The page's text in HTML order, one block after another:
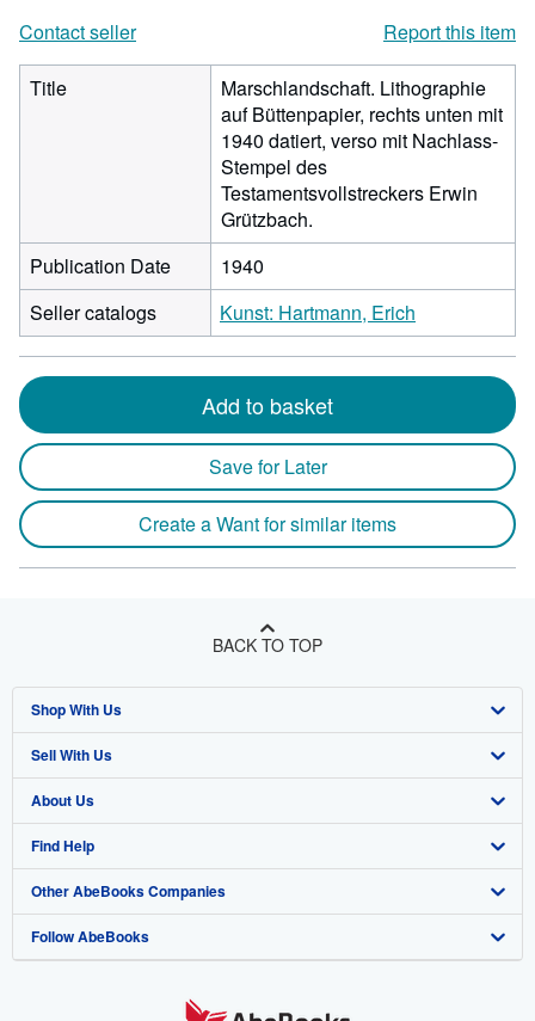
Contact seller
Report this item
Title
Marschlandschaft. Lithographie
auf Büttenpapier, rechts unten mit
1940 datiert, verso mit Nachlass-
Stempel des
Testamentsvollstreckers Erwin
Grützbach.
Publication Date
1940
Seller catalogs
Kunst: Hartmann, Erich
Add to basket
Save for Later
Create a Want for similar items
BACK TO TOP
Shop With Us
Advanced Search
Browse Collections
My Account
My Orders
View Basket
Sell With Us
Start Selling
Join Our Affiliate Program
Book Buyback
Refer a seller
About Us
About AbeBooks
Media
Careers
Find Help
Help
Customer Support
Other AbeBooks Companies
AbeBooks.co.uk
Follow AbeBooks